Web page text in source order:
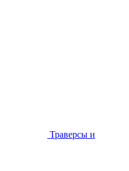
Траверсы и